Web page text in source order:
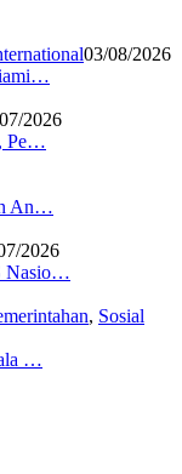
03/08/2026
2026
Pe…
An…
2026
Nasio…
, Sosial
…